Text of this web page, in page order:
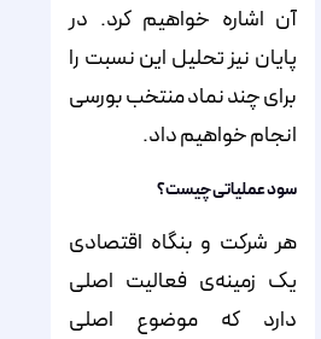
آن اشاره خواهیم کرد. در
پایان نیز تحلیل این نسبت را
برای چند نماد منتخب بورسی
انجام خواهیم داد.
سود عملیاتی چیست؟
هر شرکت و بنگاه اقتصادی
یک زمینه‌ی فعالیت اصلی
دارد که موضوع اصلی